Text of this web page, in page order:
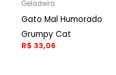
Geladeira
Gato Mal Humorado
Grumpy Cat
R$ 33,06